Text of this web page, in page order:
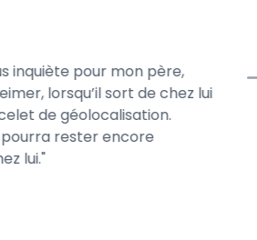
inquiète pour mon père,
lorsqu’il sort de chez lui
de géolocalisation.
pourra rester encore
lui.